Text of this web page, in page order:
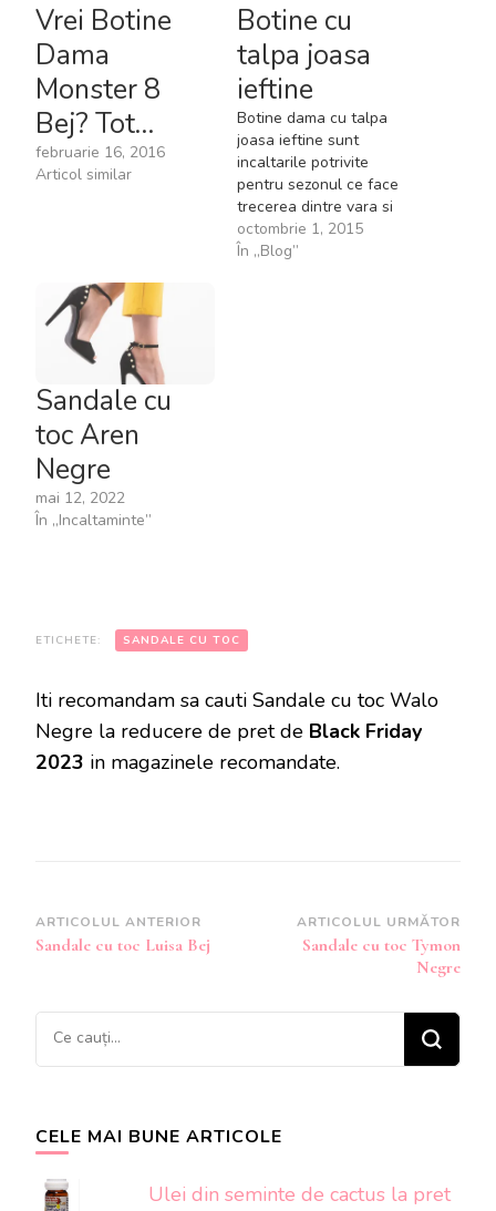
Vrei Botine
Dama
Monster 8
Bej? Tot…
februarie 16, 2016
Articol similar
Botine cu
talpa joasa
ieftine
Botine dama cu talpa
joasa ieftine sunt
incaltarile potrivite
pentru sezonul ce face
trecerea dintre vara si
iarna. O plimbare pe
aleile parcului printre
octombrie 1, 2015
În „Blog”
Sandale cu
toc Aren
Negre
mai 12, 2022
În „Incaltaminte”
ETICHETE: SANDALE CU TOC
Iti recomandam sa cauti Sandale cu toc Walo
Negre la reducere de pret de Black Friday
2023 in magazinele recomandate.
Navigare
în
ARTICOLUL ANTERIOR
Sandale cu toc Luisa Bej
ARTICOLUL URMĂTOR
Sandale cu toc Tymon
Negre
Cauți
ceva?
CELE MAI BUNE ARTICOLE
Ulei din seminte de cactus la pret